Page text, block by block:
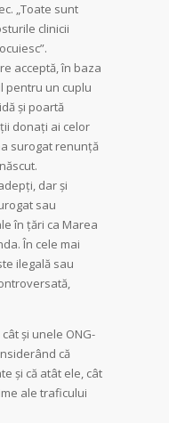
„Toate sunt
clinicii
acceptă, în baza
pentru un cuplu
și poartă
donați ai celor
surogat renunță
dar și
sau
în țări ca Marea
În cele mai
ilegală sau
și unele ONG-
că
și că atât ele, cât
ale traficului